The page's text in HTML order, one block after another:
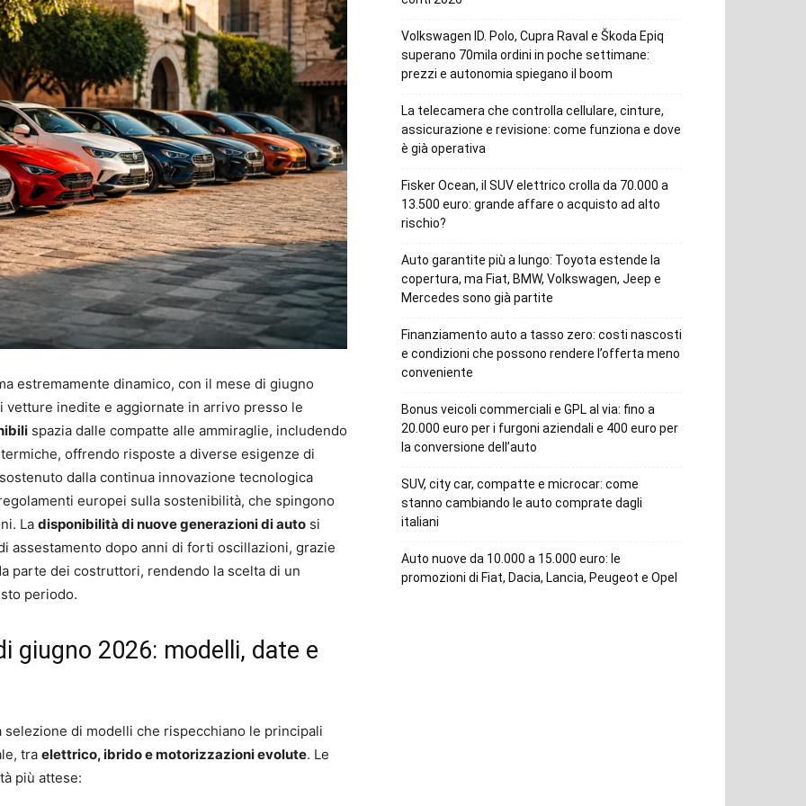
estremamente dinamico, con il mese di giugno
inedite e aggiornate in arrivo presso le
spazia dalle compatte alle ammiraglie, includendo
offrendo risposte a diverse esigenze di
dalla continua innovazione tecnologica
europei sulla sostenibilità, che spingono
La disponibilità di nuove generazioni di auto si
assestamento dopo anni di forti oscillazioni, grazie
parte dei costruttori, rendendo la scelta di un
periodo.
giugno 2026: modelli, date e
selezione di modelli che rispecchiano le principali
tra elettrico, ibrido e motorizzazioni evolute. Le
più attese:
Volkswagen ID. Polo, Cupra Raval e Škoda Epiq
superano 70mila ordini in poche settimane:
prezzi e autonomia spiegano il boom
La telecamera che controlla cellulare, cinture,
assicurazione e revisione: come funziona e dove
è già operativa
Fisker Ocean, il SUV elettrico crolla da 70.000 a
13.500 euro: grande affare o acquisto ad alto
rischio?
Auto garantite più a lungo: Toyota estende la
copertura, ma Fiat, BMW, Volkswagen, Jeep e
Mercedes sono già partite
Finanziamento auto a tasso zero: costi nascosti
e condizioni che possono rendere l’offerta meno
conveniente
Bonus veicoli commerciali e GPL al via: fino a
20.000 euro per i furgoni aziendali e 400 euro per
la conversione dell’auto
SUV, city car, compatte e microcar: come
stanno cambiando le auto comprate dagli
italiani
Auto nuove da 10.000 a 15.000 euro: le
promozioni di Fiat, Dacia, Lancia, Peugeot e Opel